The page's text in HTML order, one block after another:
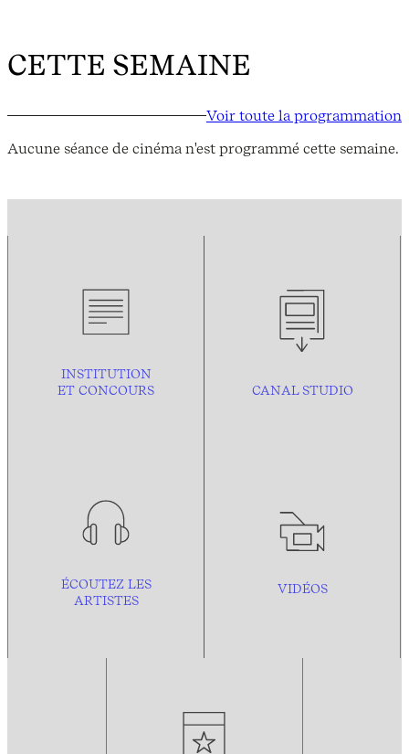
CETTE SEMAINE
Voir toute la programmation
Aucune séance de cinéma n'est programmé cette semaine.
INSTITUTION
ET CONCOURS
CANAL STUDIO
ÉCOUTEZ LES
ARTISTES
VIDÉOS